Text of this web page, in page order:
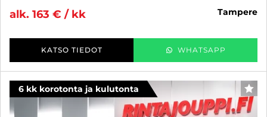
alk. 163 € / kk
tampere
KATSO TIEDOT WHATSAPP
6 kk korotonta ja kulutonta